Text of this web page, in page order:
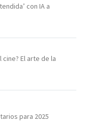
con IA a
cine? El arte de la
para 2025